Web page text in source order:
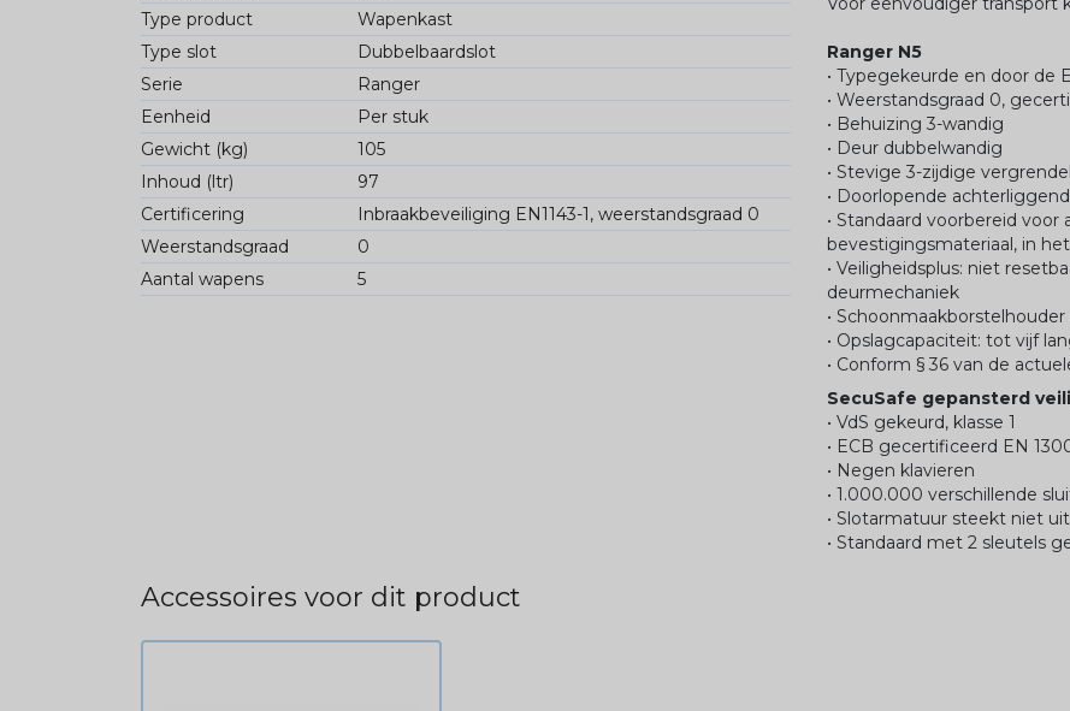
Type product
Wapenkast
Type slot
Dubbelbaardslot
Serie
Ranger
Eenheid
Per stuk
Gewicht (kg)
105
Inhoud (ltr)
97
Certificering
Inbraakbeveiliging EN1143-1, weerstandsgraad 0
Weerstandsgraad
0
Aantal wapens
5
Ranger N5
• Typegekeurde en door de
• Weerstandsgraad 0,
• Behuizing 3-wandig
• Deur dubbelwandig
• Stevige 3-zijdige
• Doorlopende
• Standaard voorbereid
bevestigingsmateriaal, in
• Veiligheidsplus: niet
deurmechaniek
•
• Opslagcapaciteit: tot vijf
• Conform § 36 van de
SecuSafe gepansterd
• VdS gekeurd, klasse 1
• ECB gecertificeerd EN
• Negen klavieren
• 1.000.000 verschillende
• Slotarmatuur steekt niet uit
• Standaard met 2 sleutels
Accessoires voor dit product